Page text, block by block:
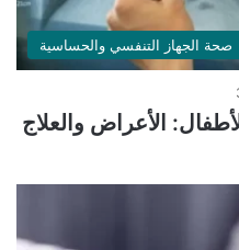
صحة الجهاز التنفسي والحساسية
الأعراض والعلاج